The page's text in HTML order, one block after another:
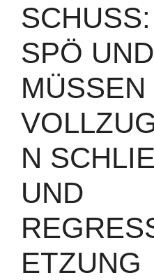
SCHUSS:
SPÖ
MÜSSEN
N
ND R
TZUNG S